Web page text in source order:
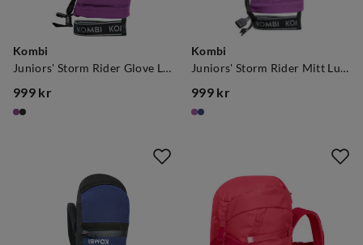
Kombi
Juniors' Storm Rider Glove Luxury Purple
price
999 kr
Kombi
Juniors' Storm Rider Mitt Luxury Purple
price
999 kr